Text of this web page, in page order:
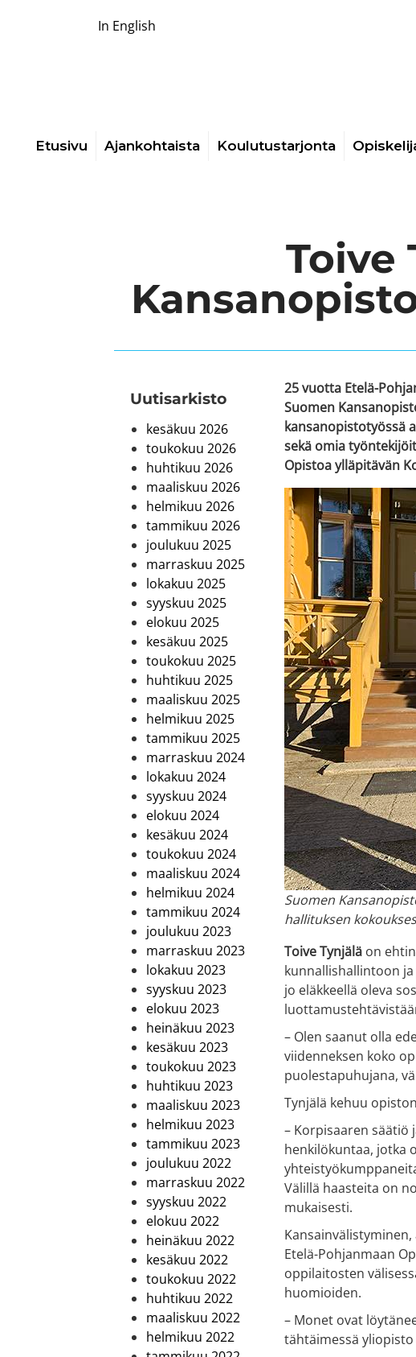
In English
Etusivu Ajankohtaista Koulutustarjonta
Toive
Uutis­arkisto
kesäkuu 2026
toukokuu 2026
huhtikuu 2026
maaliskuu 2026
helmikuu 2026
tammikuu 2026
joulukuu 2025
marraskuu 2025
lokakuu 2025
syyskuu 2025
elokuu 2025
kesäkuu 2025
toukokuu 2025
huhtikuu 2025
maaliskuu 2025
helmikuu 2025
tammikuu 2025
marraskuu 2024
lokakuu 2024
syyskuu 2024
elokuu 2024
kesäkuu 2024
toukokuu 2024
maaliskuu 2024
helmikuu 2024
tammikuu 2024
joulukuu 2023
marraskuu 2023
lokakuu 2023
syyskuu 2023
elokuu 2023
heinäkuu 2023
kesäkuu 2023
toukokuu 2023
huhtikuu 2023
maaliskuu 2023
helmikuu 2023
tammikuu 2023
joulukuu 2022
marraskuu 2022
syyskuu 2022
elokuu 2022
heinäkuu 2022
kesäkuu 2022
toukokuu 2022
huhtikuu 2022
maaliskuu 2022
helmikuu 2022
25 vuotta Etelä-
Suomen
kansanopistotyössä
sekä omia
Opistoa ylläpitävän
Suomen
hallituksen
Toive Tynjälä on
kunnallishallintoon
jo eläkkeellä oleva
– Olen saanut olla
viidenneksen koko
puolestapuhujana,
Tynjälä kehuu
– Korpisaaren
henkilökuntaa, jotka
Välillä haasteita on
mukaisesti.
Etelä-Pohjanmaan
oppilaitosten
huomioiden.
– Monet ovat
tähtäimessä